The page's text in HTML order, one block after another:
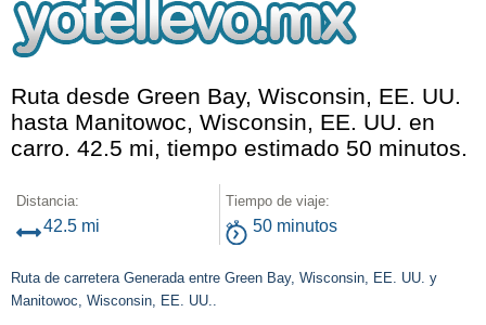
Ruta desde Green Bay, Wisconsin, EE. UU.
hasta Manitowoc, Wisconsin, EE. UU. en
carro. 42.5 mi, tiempo estimado 50 minutos.
Distancia:
42.5 mi
Tiempo de viaje:
50 minutos
Ruta de carretera Generada entre Green Bay, Wisconsin, EE. UU. y
Manitowoc, Wisconsin, EE. UU..